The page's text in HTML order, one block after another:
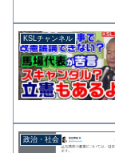
KSLチャンネル
政治・社会